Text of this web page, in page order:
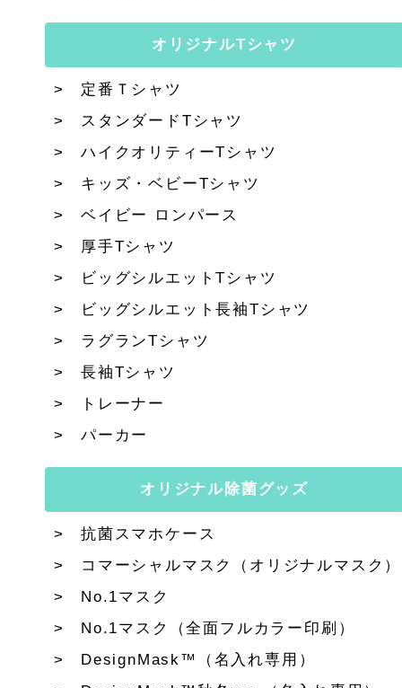
オリジナルTシャツ
定番Ｔシャツ
スタンダードTシャツ
ハイクオリティーTシャツ
キッズ・ベビーTシャツ
ベイビー ロンパース
厚手Tシャツ
ビッグシルエットTシャツ
ビッグシルエット長袖Tシャツ
ラグランTシャツ
長袖Tシャツ
トレーナー
パーカー
オリジナル除菌グッズ
抗菌スマホケース
コマーシャルマスク（オリジナルマスク）
No.1マスク
No.1マスク（全面フルカラー印刷）
DesignMask™（名入れ専用）